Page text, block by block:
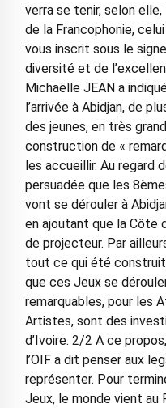
verra se tenir, selon elle,
de la Francophonie,
vous inscrit sous le
diversité et de
Michaëlle JEAN a
l’arrivée à Abidjan, de
des jeunes, en très
construction de «
les accueillir. Au regard
persuadée que les
vont se dérouler à
en ajoutant que la Côte
de projecteur. Par
tout ce qui été
que ces Jeux se
remarquables, pour les
Artistes, sont des
d’Ivoire. 2/2 A ce
l’OIF a dit penser aux
représenter. Pour
Jeux, le monde vient au